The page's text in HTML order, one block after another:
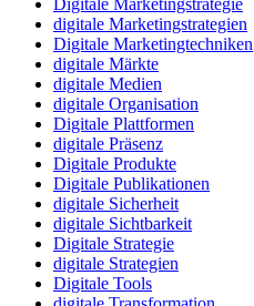
Digitale Marketingstrategie
digitale Marketingstrategien
Digitale Marketingtechniken
digitale Märkte
digitale Medien
digitale Organisation
Digitale Plattformen
digitale Präsenz
Digitale Produkte
Digitale Publikationen
digitale Sicherheit
digitale Sichtbarkeit
Digitale Strategie
digitale Strategien
Digitale Tools